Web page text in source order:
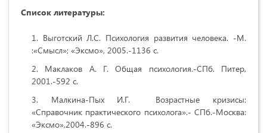
Список литературы:
Выготский Л.С. Психология развития человека. -М.
:«Смысл»; «Эксмо», 2005.-1136 с.
Маклаков А. Г. Общая психология.-СПб. Питер,
2001.-592 с.
Малкина-Пых И.Г. Возрастные кризисы:
«Справочник практического психолога».- СПб.-Москва:
«Эксмо»,2004.-896 с.